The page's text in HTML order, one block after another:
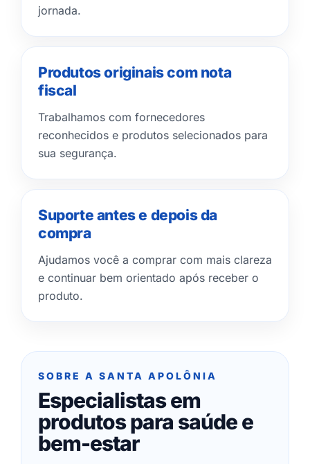
jornada.
Produtos originais com nota
fiscal
Trabalhamos com fornecedores
reconhecidos e produtos selecionados para
sua segurança.
Suporte antes e depois da
compra
Ajudamos você a comprar com mais clareza
e continuar bem orientado após receber o
produto.
SOBRE A SANTA APOLÔNIA
Especialistas em
produtos para saúde e
bem-estar